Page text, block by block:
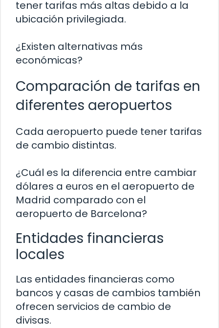
tener tarifas más altas debido a la
ubicación privilegiada.
¿Existen alternativas más
económicas?
Comparación de tarifas en
diferentes aeropuertos
Cada aeropuerto puede tener tarifas
de cambio distintas.
¿Cuál es la diferencia entre cambiar
dólares a euros en el aeropuerto de
Madrid comparado con el
aeropuerto de Barcelona?
Entidades financieras
locales
Las entidades financieras como
bancos y casas de cambios también
ofrecen servicios de cambio de
divisas.